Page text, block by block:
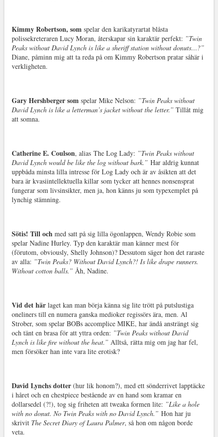
Kimmy Robertson, som spelar den karikatyrartat blåsta
polissekreteraren Lucy Moran, återskapar sin karaktär perfekt: ”Twin
Peaks without David Lynch is like a sheriff station without donuts…?”
Diane, påminn mig att ta reda på om Kimmy Robertson pratar såhär i
verkligheten.
Gary Hershberger som spelar Mike Nelson: ”Twin Peaks without
David Lynch is like a letterman’s jacket without the letter.” Tillåt mig
att somna.
Catherine E. Coulson, alias The Log Lady: ”Twin Peaks without
David Lynch would be like the log without bark.” Har aldrig kunnat
uppbåda minsta lilla intresse för Log Lady och är av åsikten att det
bara är kvasiintellektuella killar som tycker att hennes nonsensprat
fungerar som livsinsikter, men ja, hon känns ju som typexemplet på
lynchig stämning.
Sötis! Till ochmed satt på sig lilla ögonlappen, Wendy Robie som
spelar Nadine Hurley. Typ den karaktär man känner mest för
(förutom, obviously, Shelly Johnson)? Dessutom säger hon det raraste
av alla: ”Twin Peaks? Without David Lynch?! Is like drape runners.
Without cotton balls.” Åh, Nadine.
Vid det härlaget kan man börja känna sig lite trött på putslustiga
oneliners till en numera ganska medioker regissörs ära, men. Al
Strober, som spelar BOBs accomplice MIKE, har ändå ansträngt sig
och tänt en brasa för att yttra orden: ”Twin Peaks without David
Lynch is like fire without the heat.” Alltså, rätta mig om jag har fel,
men försöker han inte vara lite erotisk?
David Lynchs dotter(hur lik honom?), med ett sönderrivet lapptäcke
i håret och en chestpiece bestående av en hand som kramar en
dollarsedel (?!), tog sig friheten att tweaka formen lite: ”Like a hole
with no donut. No Twin Peaks with no David Lynch.” Hon har ju
skrivit The Secret Diary of Laura Palmer, så hon om någon borde
veta.